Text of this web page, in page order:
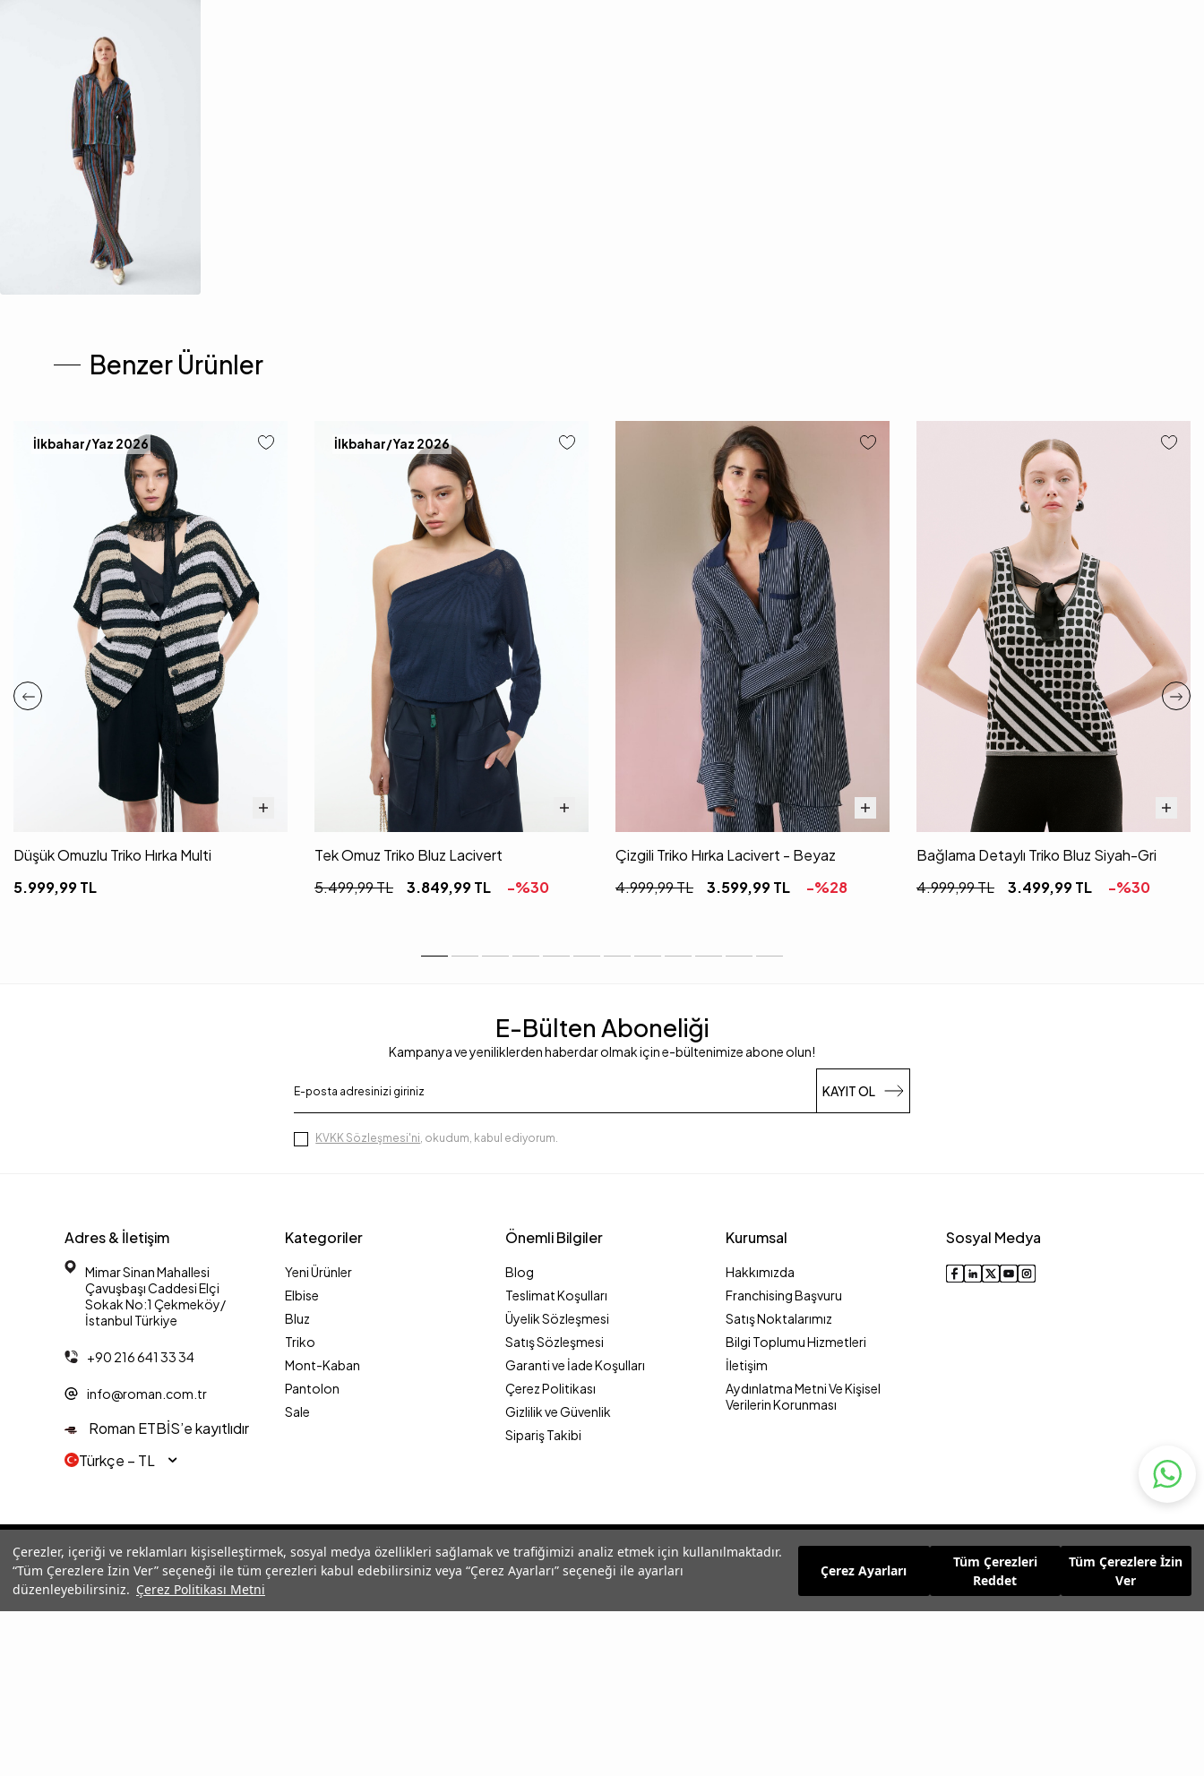
Çerezler, içeriği ve reklamları kişiselleştirmek, sosyal medya özellikleri sağlamak ve trafiğimizi analiz etmek için kullanılmaktadır.
“Tüm Çerezlere İzin Ver” seçeneği ile tüm çerezleri kabul edebilirsiniz veya “Çerez Ayarları” seçeneği ile ayarları
düzenleyebilirsiniz. Çerez Politikası Metni
Çerez Ayarları
Tüm Çerezleri
Reddet
Tüm Çerezlere İzin
Ver
Benzer Ürünler
İlkbahar/Yaz 2026
Düşük Omuzlu Triko Hırka Multi
5.999,99TL
İlkbahar/Yaz 2026
Tek Omuz Triko Bluz Lacivert
5.499,99TL 3.849,99TL -%30
Çizgili Triko Hırka Lacivert - Beyaz
4.999,99TL 3.599,99TL -%28
Bağlama Detaylı Triko Bluz Siyah-Gri
4.999,99TL 3.499,99TL -%30
E-Bülten Aboneliği
Kampanya ve yeniliklerden haberdar olmak için e-bültenimize abone olun!
KAYIT OL
KVKK Sözleşmesi'ni, okudum, kabul ediyorum.
Adres & İletişim
Mimar Sinan Mahallesi
Çavuşbaşı Caddesi Elçi
Sokak No:1 Çekmeköy/
İstanbul Türkiye
+90 216 641 33 34
info@roman.com.tr
Roman ETBİS’e kayıtlıdır
Türkçe − TL
Kategoriler
Yeni Ürünler
Elbise
Bluz
Triko
Mont-Kaban
Pantolon
Sale
Önemli Bilgiler
Blog
Teslimat Koşulları
Üyelik Sözleşmesi
Satış Sözleşmesi
Garanti ve İade Koşulları
Çerez Politikası
Gizlilik ve Güvenlik
Sipariş Takibi
Kurumsal
Hakkımızda
Franchising Başvuru
Satış Noktalarımız
Bilgi Toplumu Hizmetleri
İletişim
Aydınlatma Metni Ve Kişisel
Verilerin Korunması
Sosyal Medya
© 2025 Roman® Tüm Hakları Saklıdır, İzinsiz kullanılamaz